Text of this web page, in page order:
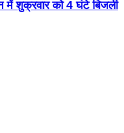
में शुक्रवार को 4 घंटे बिजली